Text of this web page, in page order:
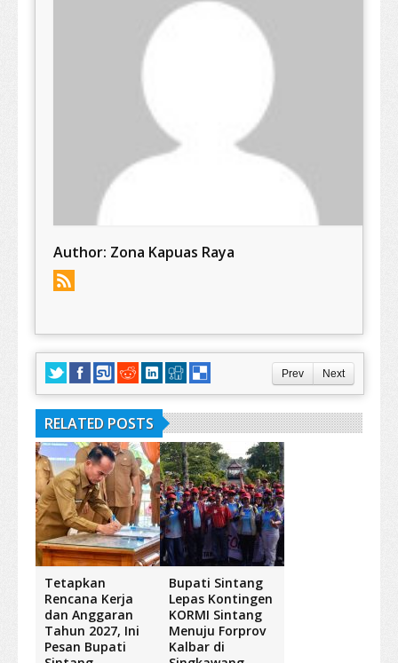
Author: Zona Kapuas Raya
Prev Next
RELATED POSTS
Tetapkan
Rencana Kerja
dan Anggaran
Tahun 2027, Ini
Pesan Bupati
Bupati Sintang
Lepas Kontingen
KORMI Sintang
Menuju Forprov
Kalbar di